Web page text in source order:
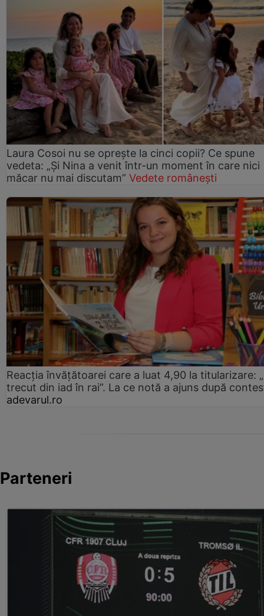
Laura Cosoi nu se oprește la cinci copii? Ce spune
vedeta: „Și Nina a venit într-un moment în care nici
măcar nu mai discutam” Vedete românești
Reacția învățătoarei care a luat 4,90 la titularizare:
trecut din iad în rai”. La ce notă a ajuns după
adevarul.ro
Parteneri